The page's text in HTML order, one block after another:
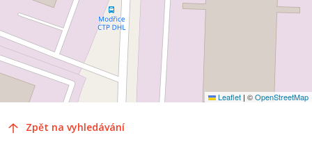
Leaflet | ©OpenStreetMap
Zpět na vyhledávání